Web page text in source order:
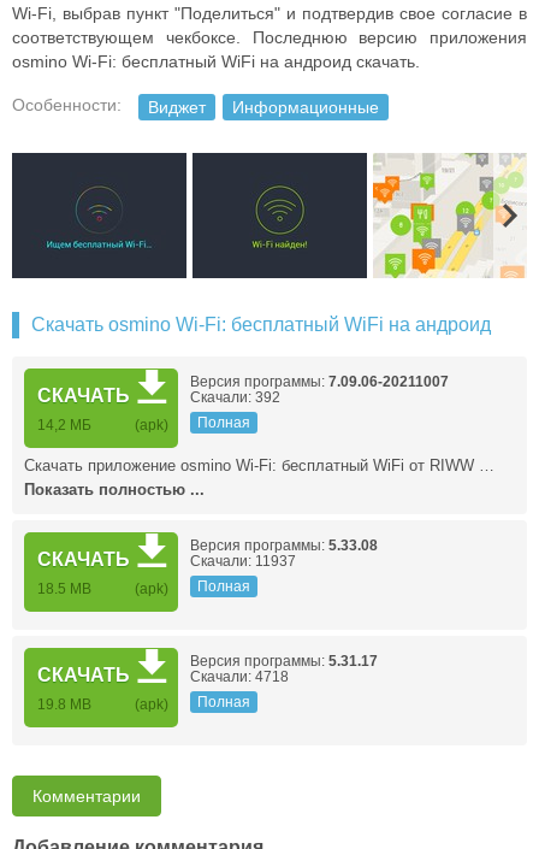
Wi-Fi, выбрав пункт "Поделиться" и подтвердив свое согласие в
соответствующем чекбоксе. Последнюю версию приложения
osmino Wi-Fi: бесплатный WiFi на андроид скачать.
Особенности: Виджет Информационные
Скачать osmino Wi-Fi: бесплатный WiFi на андроид
СКАЧАТЬ
14,2 МБ (apk)
Версия программы: 7.09.06-20211007
Скачали: 392
Полная
Скачать приложение osmino Wi-Fi: бесплатный WiFi от RIWW …
Показать полностью ...
СКАЧАТЬ
18.5 MB (apk)
Версия программы: 5.33.08
Скачали: 11937
Полная
СКАЧАТЬ
19.8 MB (apk)
Версия программы: 5.31.17
Скачали: 4718
Полная
Комментарии